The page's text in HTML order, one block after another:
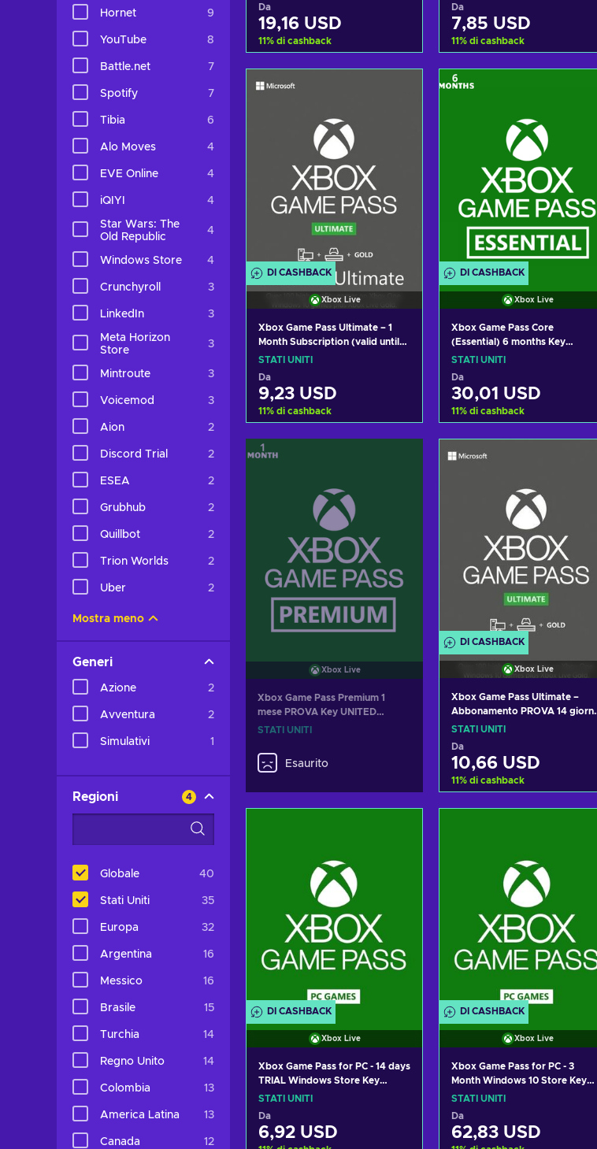
Hornet 9
YouTube 8
Battle.net 7
Spotify 7
Tibia 6
Alo Moves 4
EVE Online 4
iQIYI 4
Star Wars: The
Old Republic
4
Windows Store 4
Crunchyroll 3
LinkedIn 3
Meta Horizon
Store
3
Mintroute 3
Voicemod 3
Aion 2
Discord Trial 2
ESEA 2
Grubhub 2
Quillbot 2
Trion Worlds 2
Uber 2
Mostra meno
Generi
Azione 2
Avventura 2
Simulativi 1
Regioni 4
Globale 40
Stati Uniti 35
Europa 32
Argentina 16
Messico 16
Brasile 15
Turchia 14
Regno Unito 14
Colombia 13
America Latina 13
Canada 12
Da
19,16 USD
11% di cashback
Da
7,85 USD
11% di cashback
DI CASHBACK
Xbox Live
Xbox Game Pass Ultimate – 1
Month Subscription (valid until
31st July 2026) (Xbox One/
STATI UNITI
Da
9,23 USD
11% di cashback
DI CASHBACK
Xbox Live
Xbox Game Pass Core
(Essential) 6 months Key
UNITED STATES
STATI UNITI
Da
30,01 USD
11% di cashback
Xbox Live
Xbox Game Pass Premium 1
mese PROVA Key UNITED
STATES
STATI UNITI
Esaurito
DI CASHBACK
Xbox Live
Xbox Game Pass Ultimate –
Abbonamento PROVA 14 giorni
(Xbox One/ Windows 10) Xbox
STATI UNITI
Da
10,66 USD
11% di cashback
DI CASHBACK
Xbox Live
Xbox Game Pass for PC - 14 days
TRIAL Windows Store Key
UNITED STATES
STATI UNITI
Da
6,92 USD
DI CASHBACK
Xbox Live
Xbox Game Pass for PC - 3
Month Windows 10 Store Key
UNITED STATES
STATI UNITI
Da
62,83 USD